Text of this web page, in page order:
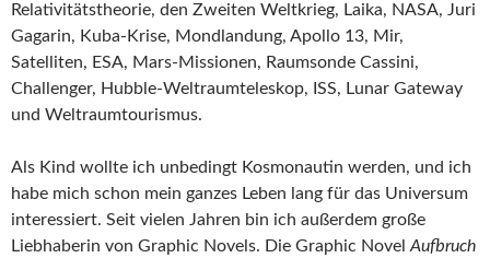
Relativitätstheorie, den Zweiten Weltkrieg, Laika, NASA, Juri
Gagarin, Kuba-Krise, Mondlandung, Apollo 13, Mir,
Satelliten, ESA, Mars-Missionen, Raumsonde Cassini,
Challenger, Hubble-Weltraumteleskop, ISS, Lunar Gateway
und Weltraumtourismus.
Als Kind wollte ich unbedingt Kosmonautin werden, und ich
habe mich schon mein ganzes Leben lang für das Universum
interessiert. Seit vielen Jahren bin ich außerdem große
Liebhaberin von Graphic Novels. Die Graphic Novel Aufbruch